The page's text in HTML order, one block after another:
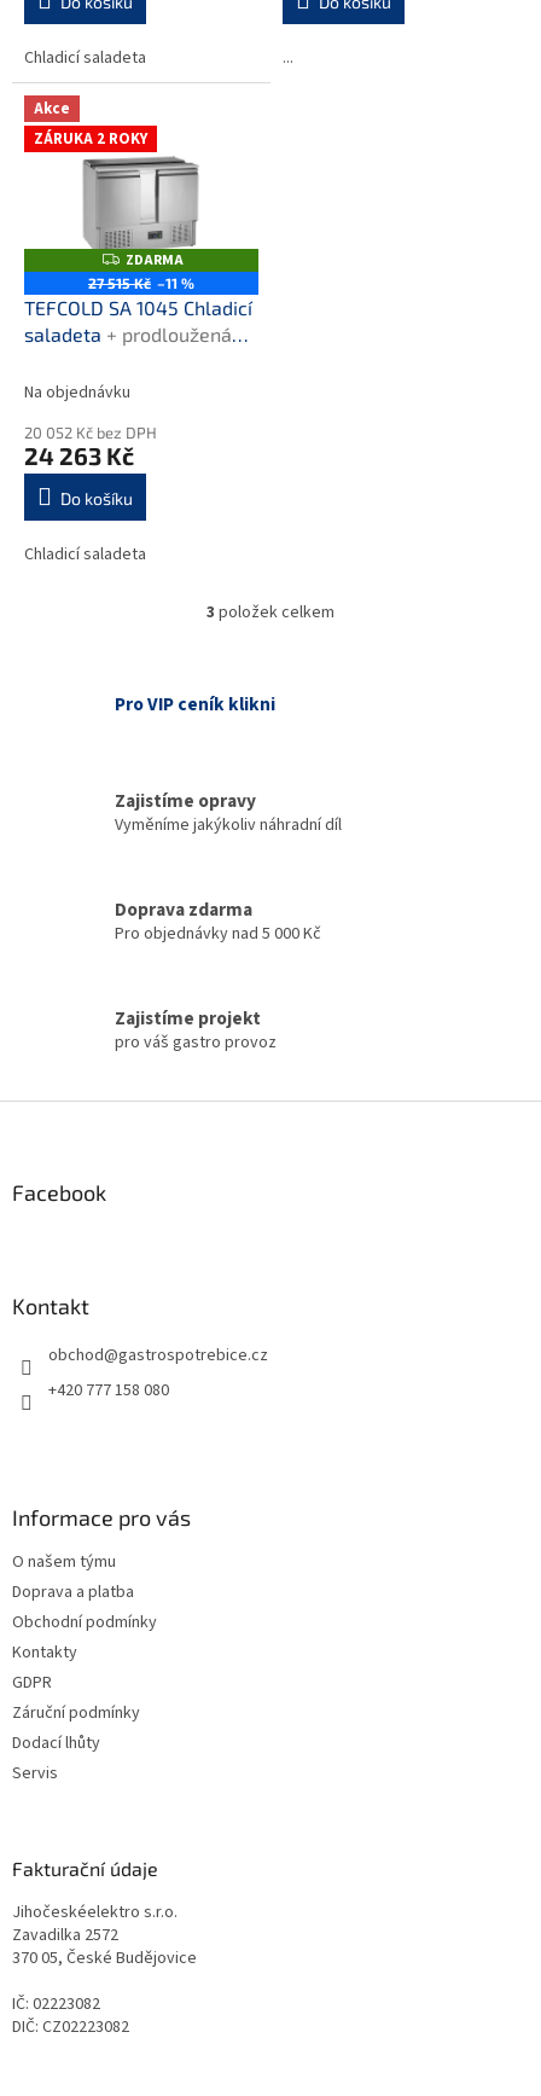
Chladicí saladeta ...
Akce
ZÁRUKA 2 ROKY
Z
D
A
R
A
ZDARMA
27 515 Kč –11 %
TEFCOLD SA 1045 Chladicí
saladeta + prodloužená
Na objednávku
20 052 Kč bez DPH
24 263 Kč
Do košíku
Chladicí saladeta
O
á
d
r
ý
u
3 položek celkem
Pro VIP ceník klikni
Zajistíme opravy
Vyměníme jakýkoliv náhradní díl
Doprava zdarma
Pro objednávky nad 5 000 Kč
Zajistíme projekt
pro váš gastro provoz
Facebook
Kontakt
obchod@gastrospotrebice.cz
+420 777 158 080
Informace pro vás
O našem týmu
Doprava a platba
Obchodní podmínky
Kontakty
GDPR
Záruční podmínky
Dodací lhůty
Servis
Fakturační údaje
Jihočeskéelektro s.r.o.
Zavadilka 2572
370 05, České Budějovice
IČ: 02223082
DIČ: CZ02223082